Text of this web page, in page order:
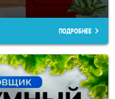
ПОДРОБНЕЕ